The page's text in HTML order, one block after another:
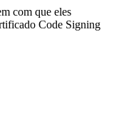
com que eles
Code Signing